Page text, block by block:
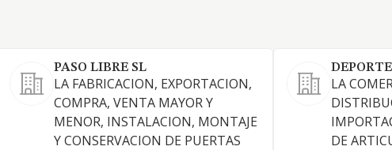
PASO LIBRE SL
LA FABRICACION, EXPORTACION,
COMPRA, VENTA MAYOR Y
MENOR, INSTALACION, MONTAJE
Y CONSERVACION DE PUERTAS
LA
DE